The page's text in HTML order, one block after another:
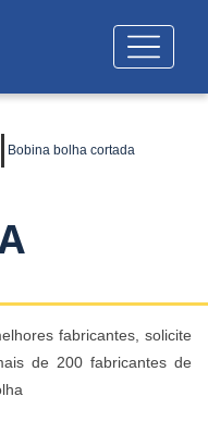
Bobina bolha cortada
fabricantes, solicite
de 200 fabricantes de